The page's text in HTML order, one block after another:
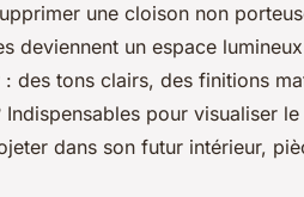
une cloison non
deviennent un espace
: des tons clairs, des finitions
pour visualiser
dans son futur intérieur,